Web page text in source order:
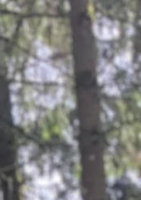
80 92